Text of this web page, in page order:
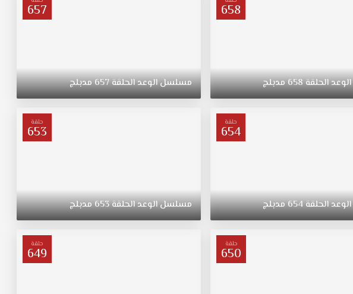
658
الوعدالحلقة658مدبلج
657
مسلسلالوعدالحلقة657مدبلج
حلقة
654
الوعدالحلقة654مدبلج
حلقة
653
مسلسلالوعدالحلقة653مدبلج
حلقة
650
حلقة
649